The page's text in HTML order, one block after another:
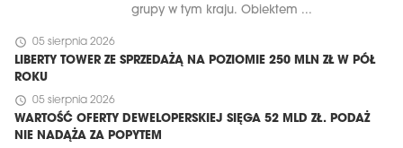
grupy w tym kraju. Obiektem ...
schedule 05 sierpnia 2026
LIBERTY TOWER ZE SPRZEDAŻĄ NA POZIOMIE 250 MLN ZŁ W PÓŁ
ROKU
schedule 05 sierpnia 2026
WARTOŚĆ OFERTY DEWELOPERSKIEJ SIĘGA 52 MLD ZŁ. PODAŻ
NIE NADĄŻA ZA POPYTEM